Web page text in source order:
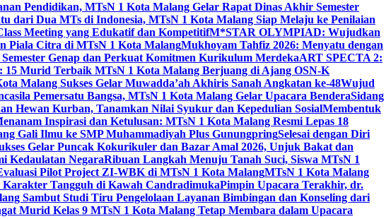
Pendidikan, MTsN 1 Kota Malang Gelar Rapat Dinas Akhir Semester
dari Dua MTs di Indonesia, MTsN 1 Kota Malang Siap Melaju ke Penilaian
Meeting yang Edukatif dan KompetitifM*STAR OLYMPIAD: Wujudkan
Piala Citra di MTsN 1 Kota MalangMukhoyam Tahfiz 2026: Menyatu dengan
Genap dan Perkuat Komitmen Kurikulum MerdekaART SPECTA 2:
15 Murid Terbaik MTsN 1 Kota Malang Berjuang di Ajang OSN-K
Malang Sukses Gelar Muwadda’ah Akhiris Sanah Angkatan ke-48Wujud
Pemersatu Bangsa, MTsN 1 Kota Malang Gelar Upacara BenderaSidang
Hewan Kurban, Tanamkan Nilai Syukur dan Kepedulian SosialMembentuk
Inspirasi dan Ketulusan: MTsN 1 Kota Malang Resmi Lepas 18
Gali Ilmu ke SMP Muhammadiyah Plus GunungpringSelesai dengan Diri
Gelar Puncak Kokurikuler dan Bazar Amal 2026, Unjuk Bakat dan
Kedaulatan NegaraRibuan Langkah Menuju Tanah Suci, Siswa MTsN 1
Pilot Project ZI-WBK di MTsN 1 Kota MalangMTsN 1 Kota Malang
Tangguh di Kawah CandradimukaPimpin Upacara Terakhir, dr.
Sambut Studi Tiru Pengelolaan Layanan Bimbingan dan Konseling dari
Murid Kelas 9 MTsN 1 Kota Malang Tetap Membara dalam Upacara